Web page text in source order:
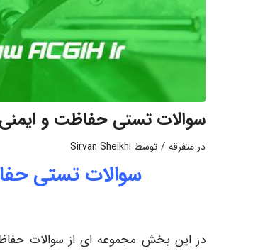
سوالات تستی حفاظت و
در متفرقه / توسط Sirvan Sheikhi
سوالات تستی
در این بخش مجموعه ای از سوالات